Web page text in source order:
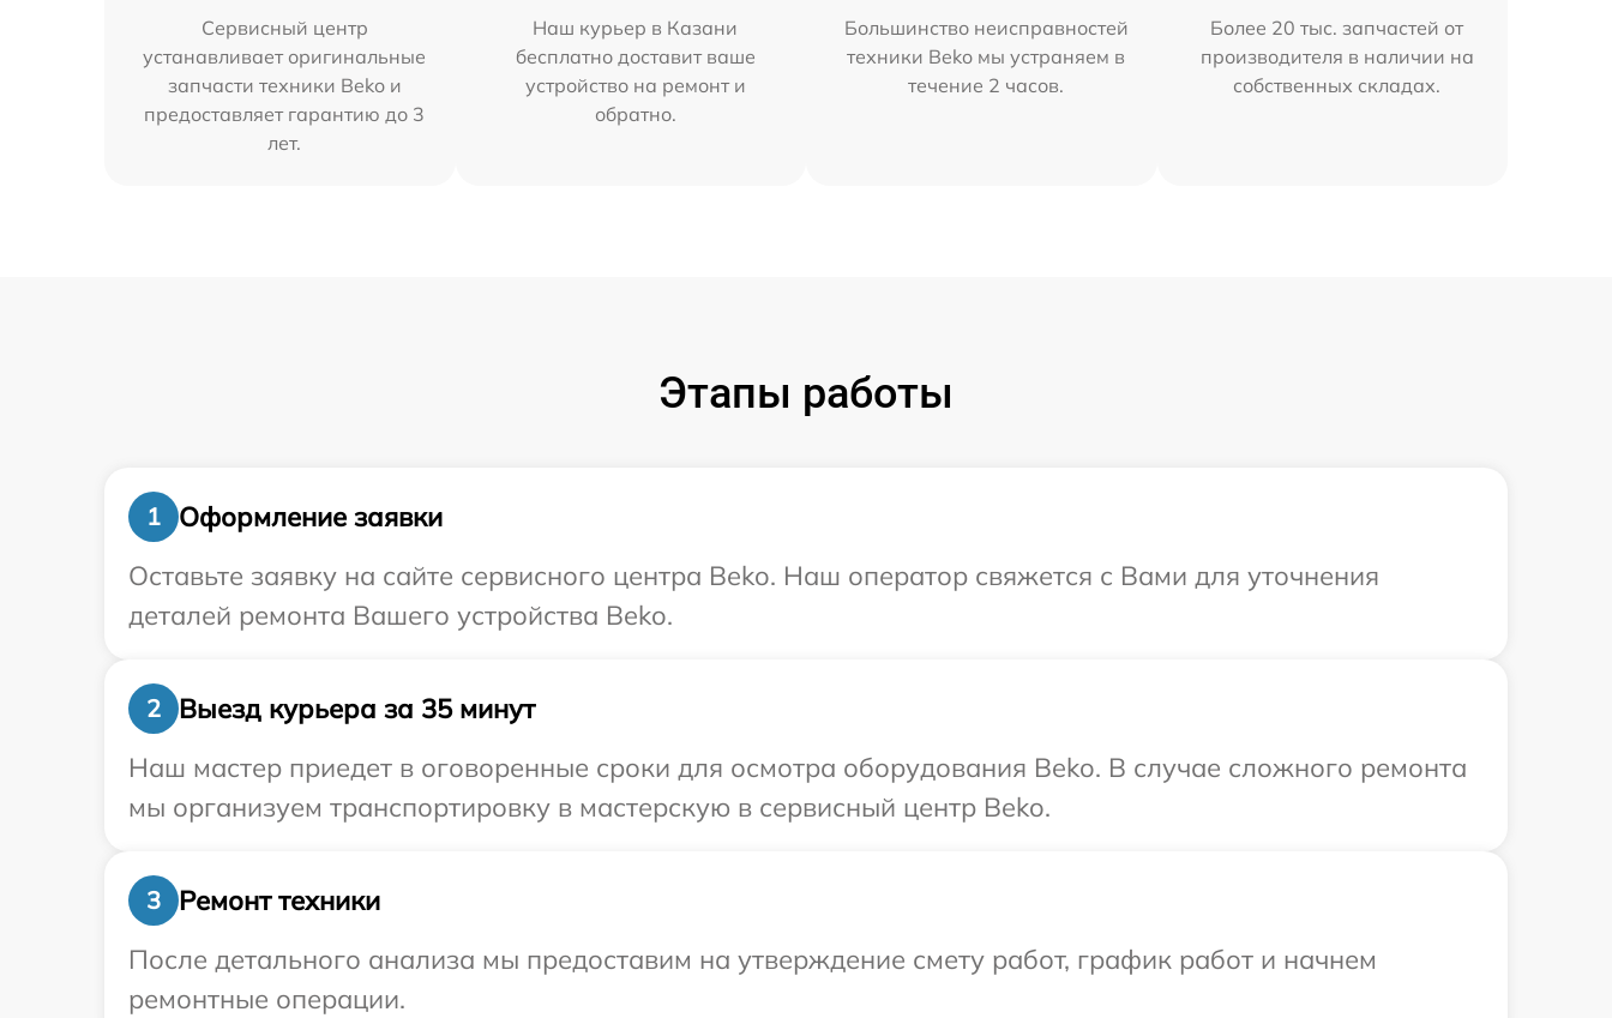
Сервисный центр
устанавливает оригинальные
запчасти техники Beko и
предоставляет гарантию до 3
лет.
Наш курьер в Казани
бесплатно доставит ваше
устройство на ремонт и
обратно.
Большинство неисправностей
техники Beko мы устраняем в
течение 2 часов.
Более 20 тыс. запчастей от
производителя в наличии на
собственных складах.
Этапы работы
1
Оформление заявки
Оставьте заявку на сайте сервисного центра Beko. Наш оператор свяжется с Вами для уточнения
деталей ремонта Вашего устройства Beko.
2
Выезд курьера за 35 минут
Наш мастер приедет в оговоренные сроки для осмотра оборудования Beko. В случае сложного ремонта
мы организуем транспортировку в мастерскую в сервисный центр Beko.
3
Ремонт техники
После детального анализа мы предоставим на утверждение смету работ, график работ и начнем
ремонтные операции.